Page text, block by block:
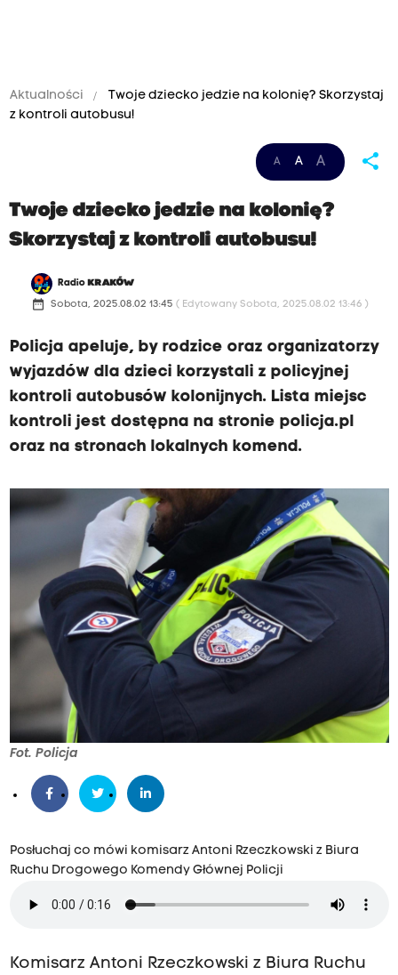
Aktualności
Twoje dziecko jedzie na kolonię? Skorzystaj
z kontroli autobusu!
A A A share
Twoje dziecko jedzie na kolonię?
Skorzystaj z kontroli autobusu!
Radio KRAKÓW
date_range Sobota, 2025.08.02 13:45 ( Edytowany Sobota, 2025.08.02 13:46 )
Policja apeluje, by rodzice oraz organizatorzy
wyjazdów dla dzieci korzystali z policyjnej
kontroli autobusów kolonijnych. Lista miejsc
kontroli jest dostępna na stronie policja.pl
oraz na stronach lokalnych komend.
Fot. Policja
Posłuchaj co mówi komisarz Antoni Rzeczkowski z Biura
Ruchu Drogowego Komendy Głównej Policji
Komisarz Antoni Rzeczkowski z Biura Ruchu